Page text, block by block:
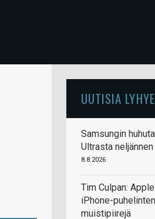
UUTISIA
Samsungin
Ultrasta
8.8.2026
Tim Culpan:
iPhone-
muistipiirejä